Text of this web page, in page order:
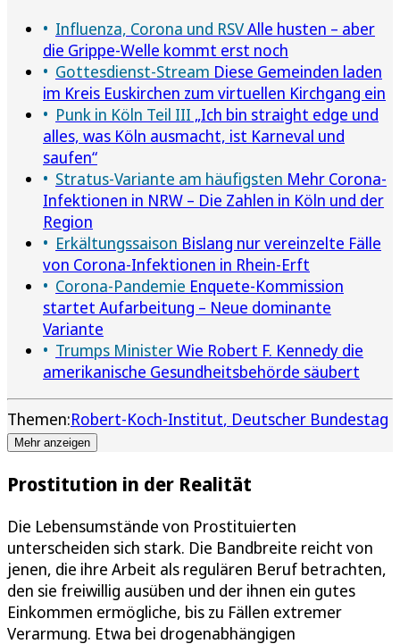
Influenza, Corona und RSVAlle husten – aber
die Grippe-Welle kommt erst noch
Gottesdienst-Stream Diese Gemeinden laden
im Kreis Euskirchen zum virtuellen Kirchgang ein
Punk in Köln Teil III „Ich bin straight edge und
alles, was Köln ausmacht, ist Karneval und
saufen“
Stratus-Variante am häufigsten Mehr Corona-
Infektionen in NRW – Die Zahlen in Köln und der
Region
Erkältungssaison Bislang nur vereinzelte Fälle
von Corona-Infektionen in Rhein-Erft
Corona-Pandemie Enquete-Kommission
startet Aufarbeitung – Neue dominante
Variante
Trumps MinisterWie Robert F. Kennedy die
amerikanische Gesundheitsbehörde säubert
Themen:Robert-Koch-Institut Deutscher Bundestag
Mehr anzeigen
Prostitution in der Realität
Die Lebensumstände von Prostituierten
unterscheiden sich stark. Die Bandbreite reicht von
jenen, die ihre Arbeit als regulären Beruf betrachten,
den sie freiwillig ausüben und der ihnen ein gutes
Einkommen ermögliche, bis zu Fällen extremer
Verarmung. Etwa bei drogenabhängigen